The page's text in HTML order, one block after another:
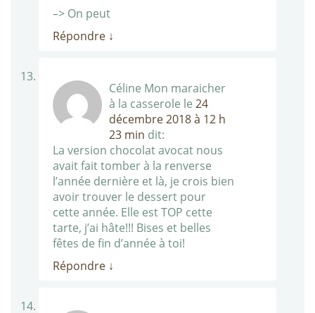
–> On peut
Répondre ↓
Céline Mon maraicher
à la casserole le 24
décembre 2018 à 12 h
23 min dit:
La version chocolat avocat nous
avait fait tomber à la renverse
l’année dernière et là, je crois bien
avoir trouver le dessert pour
cette année. Elle est TOP cette
tarte, j’ai hâte!!! Bises et belles
fêtes de fin d’année à toi!
Répondre ↓